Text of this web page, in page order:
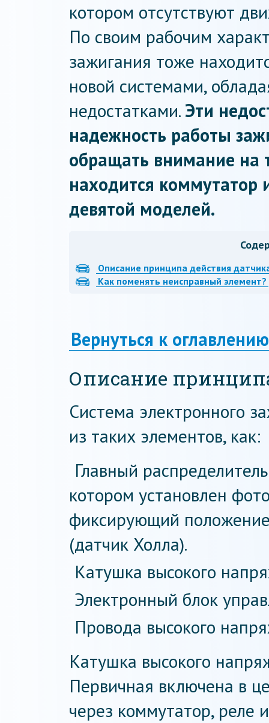
котором отсутствуют
По своим рабочим
зажигания тоже
новой системами,
недостатками.Эти
надежность работы
обращать внимание на
находится коммутатор
девятой моделей.
Описание принципа действия
Как поменять неисправный элемент?
Вернуться к оглавлению
Описание
Система электронного
из таких элементов, как:
Главный
котором установлен
фиксирующий
(датчик Холла).
Катушка высокого
Электронный блок
Провода высокого
Катушка высокого
Первичная включена в
через коммутатор, реле